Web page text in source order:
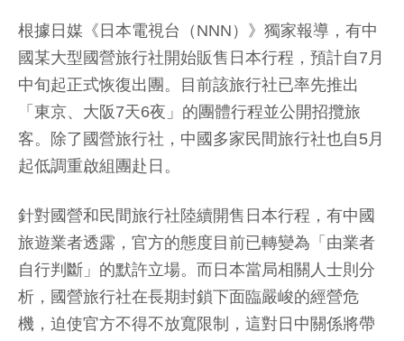
根據日媒《日本電視台（NNN）》獨家報導，有中
國某大型國營旅行社開始販售日本行程，預計自7月
中旬起正式恢復出團。目前該旅行社已率先推出
「東京、大阪7天6夜」的團體行程並公開招攬旅
客。除了國營旅行社，中國多家民間旅行社也自5月
起低調重啟組團赴日。
針對國營和民間旅行社陸續開售日本行程，有中國
旅遊業者透露，官方的態度目前已轉變為「由業者
自行判斷」的默許立場。而日本當局相關人士則分
析，國營旅行社在長期封鎖下面臨嚴峻的經營危
機，迫使官方不得不放寬限制，這對日中關係將帶